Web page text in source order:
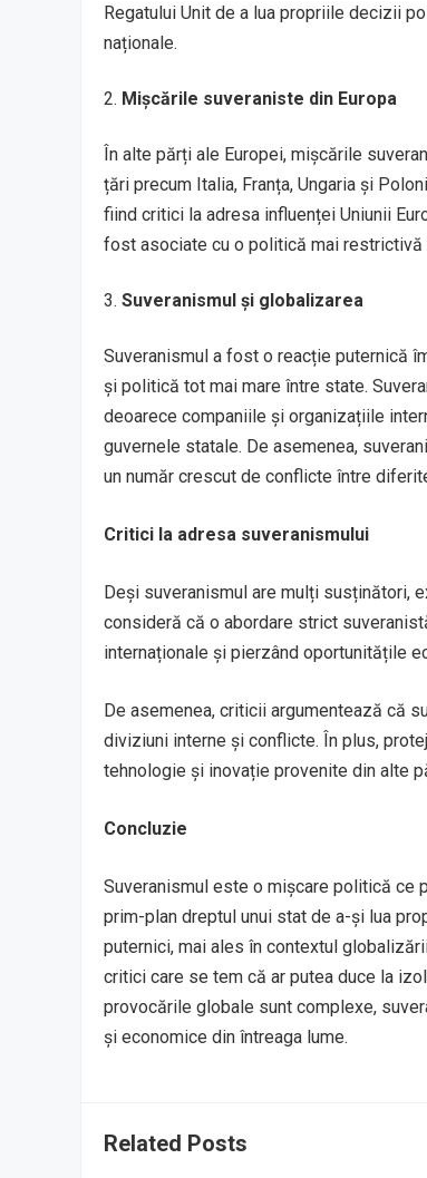
Regatului Unit de a lua propriile decizii
naționale.
Mișcările suveraniste din Europa
În alte părți ale Europei, mișcările
țări precum Italia, Franța, Ungaria și
fiind critici la adresa influenței Uniunii
fost asociate cu o politică mai restrictivă
Suveranismul și globalizarea
Suveranismul a fost o reacție puternică
și politică tot mai mare între state.
deoarece companiile și organizațiile
guvernele statale. De asemenea,
un număr crescut de conflicte între
Critici la adresa suveranismului
Deși suveranismul are mulți susținători,
consideră că o abordare strict
internaționale și pierzând oportunitățile
De asemenea, criticii argumentează că
diviziuni interne și conflicte. În plus,
tehnologie și inovație provenite din alte
Concluzie
Suveranismul este o mișcare politică ce
prim-plan dreptul unui stat de a-și lua
puternici, mai ales în contextul
critici care se tem că ar putea duce la
provocările globale sunt complexe,
și economice din întreaga lume.
Related Posts